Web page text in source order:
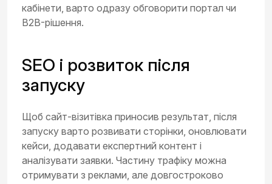
кабінети, варто одразу обговорити портал чи
B2B-рішення.
SEO і розвиток після
запуску
Щоб сайт-візитівка приносив результат, після
запуску варто розвивати сторінки, оновлювати
кейси, додавати експертний контент і
аналізувати заявки. Частину трафіку можна
отримувати з реклами, але довгостроково